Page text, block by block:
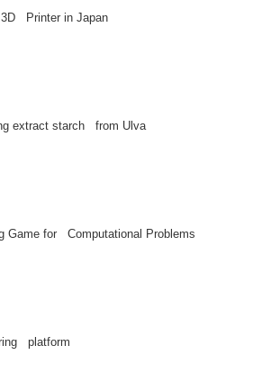
3D Printer in Japan
extract starch from Ulva
Game for Computational Problems
platform